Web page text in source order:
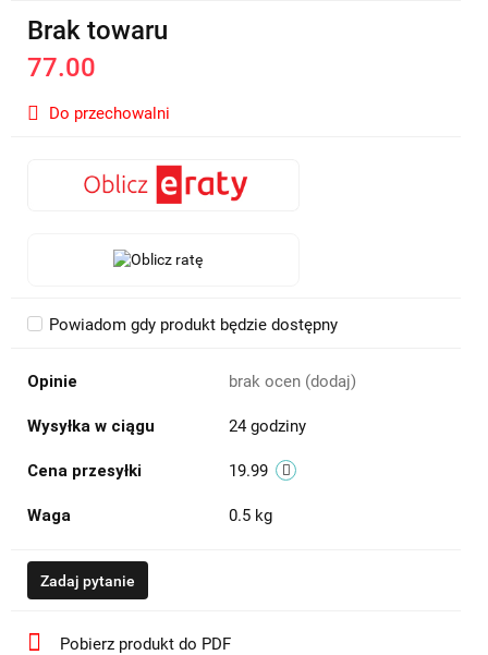
Brak towaru
77.00
Do przechowalni
Powiadom gdy produkt będzie dostępny
Opinie brak ocen (dodaj)
Wysyłka w ciągu 24 godziny
Cena przesyłki 19.99
Waga 0.5 kg
Zadaj pytanie
Pobierz produkt do PDF